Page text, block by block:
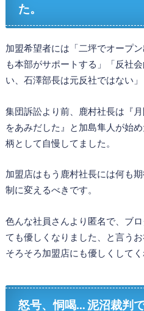
た。
加盟希望者には「二坪でオープ
も本部がサポートする」「反社
い、石澤部長は元反社ではない」
集団訴訟より前、鹿村社長は『
をあみだした』と加島隼人が始
柄として自慢してました。
加盟店はもう鹿村社長には何も
制に変えるべきです。
色んな社員さんより匿名で、ブ
ても優しくなりました、と言う
そろそろ加盟店にも優しくしてく
怒号、恫喝… 泥沼裁判